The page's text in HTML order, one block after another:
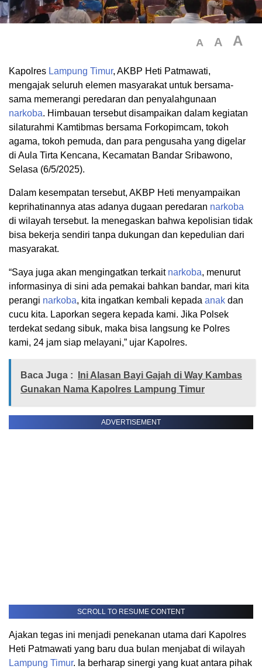
A A A
Kapolres Lampung Timur, AKBP Heti Patmawati,
mengajak seluruh elemen masyarakat untuk bersama-
sama memerangi peredaran dan penyalahgunaan
narkoba. Himbauan tersebut disampaikan dalam kegiatan
silaturahmi Kamtibmas bersama Forkopimcam, tokoh
agama, tokoh pemuda, dan para pengusaha yang digelar
di Aula Tirta Kencana, Kecamatan Bandar Sribawono,
Selasa (6/5/2025).
Dalam kesempatan tersebut, AKBP Heti menyampaikan
keprihatinannya atas adanya dugaan peredaran narkoba
di wilayah tersebut. Ia menegaskan bahwa kepolisian tidak
bisa bekerja sendiri tanpa dukungan dan kepedulian dari
masyarakat.
“Saya juga akan mengingatkan terkait narkoba, menurut
informasinya di sini ada pemakai bahkan bandar, mari kita
perangi narkoba, kita ingatkan kembali kepada anak dan
cucu kita. Laporkan segera kepada kami. Jika Polsek
terdekat sedang sibuk, maka bisa langsung ke Polres
kami, 24 jam siap melayani,” ujar Kapolres.
Baca Juga :
Ini Alasan Bayi Gajah di Way Kambas
Gunakan Nama Kapolres Lampung Timur
ADVERTISEMENT
SCROLL TO RESUME CONTENT
Ajakan tegas ini menjadi penekanan utama dari Kapolres
Heti Patmawati yang baru dua bulan menjabat di wilayah
Lampung Timur. Ia berharap sinergi yang kuat antara pihak